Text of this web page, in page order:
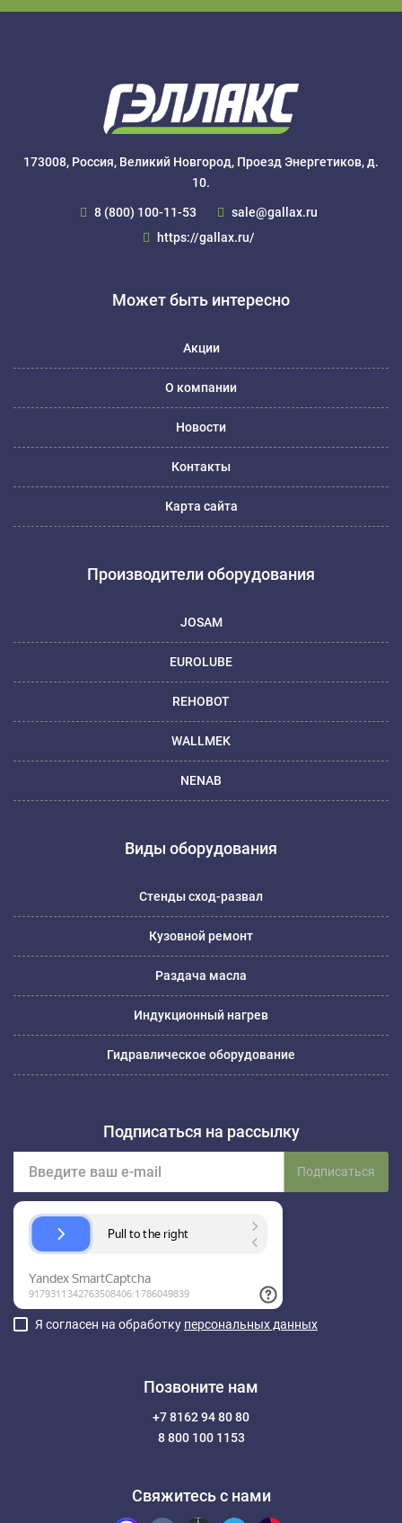
173008, Россия, Великий Новгород, Проезд Энергетиков, д.
10.
8 (800) 100-11-53
sale@gallax.ru
https://gallax.ru/
Может быть интересно
Акции
О компании
Новости
Контакты
Карта сайта
Производители оборудования
JOSAM
EUROLUBE
REHOBOT
WALLMEK
NENAB
Виды оборудования
Стенды сход-развал
Кузовной ремонт
Раздача масла
Индукционный нагрев
Гидравлическое оборудование
Подписаться на рассылку
Подписаться
Я согласен на обработку персональных данных
Позвоните нам
+7 8162 94 80 80
8 800 100 1153
Свяжитесь с нами